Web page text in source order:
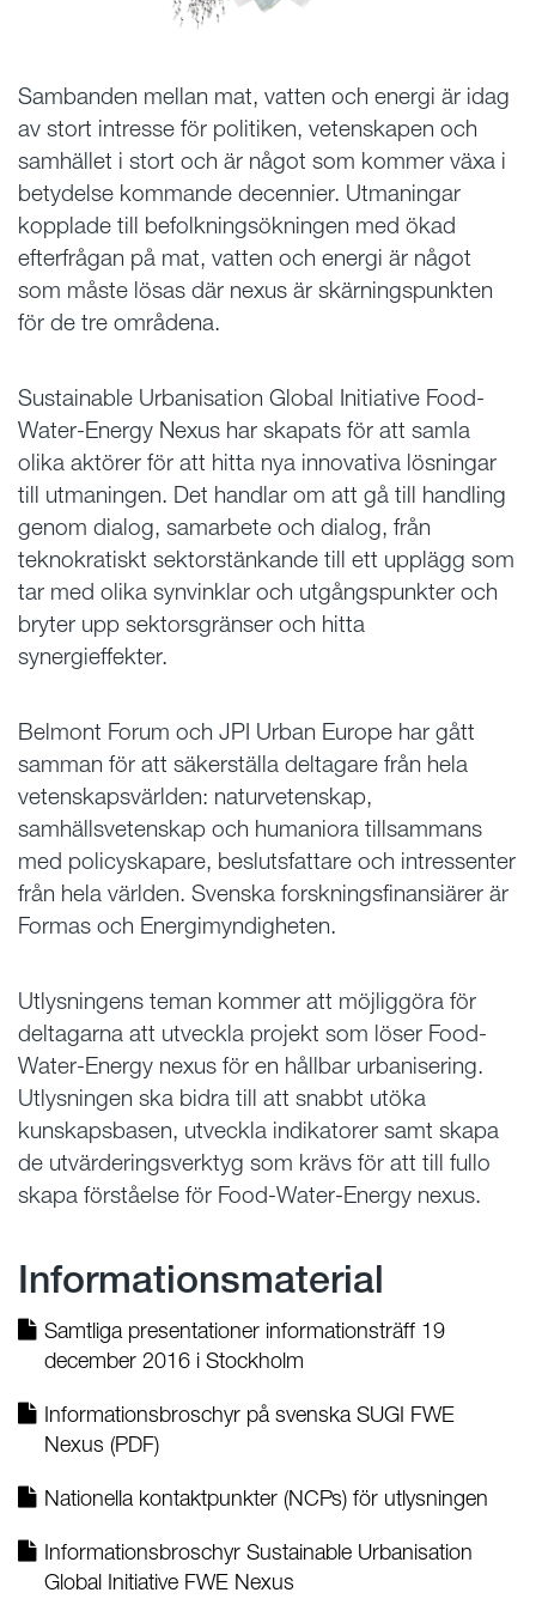
Sambanden mellan mat, vatten och energi är idag
av stort intresse för politiken, vetenskapen och
samhället i stort och är något som kommer växa i
betydelse kommande decennier. Utmaningar
kopplade till befolkningsökningen med ökad
efterfrågan på mat, vatten och energi är något
som måste lösas där nexus är skärningspunkten
för de tre områdena.
Sustainable Urbanisation Global Initiative Food-
Water-Energy Nexus har skapats för att samla
olika aktörer för att hitta nya innovativa lösningar
till utmaningen. Det handlar om att gå till handling
genom dialog, samarbete och dialog, från
teknokratiskt sektorstänkande till ett upplägg som
tar med olika synvinklar och utgångspunkter och
bryter upp sektorsgränser och hitta
synergieffekter.
Belmont Forum och JPI Urban Europe har gått
samman för att säkerställa deltagare från hela
vetenskapsvärlden: naturvetenskap,
samhällsvetenskap och humaniora tillsammans
med policyskapare, beslutsfattare och intressenter
från hela världen. Svenska forskningsfinansiärer är
Formas och Energimyndigheten.
Utlysningens teman kommer att möjliggöra för
deltagarna att utveckla projekt som löser Food-
Water-Energy nexus för en hållbar urbanisering.
Utlysningen ska bidra till att snabbt utöka
kunskapsbasen, utveckla indikatorer samt skapa
de utvärderingsverktyg som krävs för att till fullo
skapa förståelse för Food-Water-Energy nexus.
Informationsmaterial
Samtliga presentationer informationsträff 19
december 2016 i Stockholm
Informationsbroschyr på svenska SUGI FWE
Nexus (PDF)
Nationella kontaktpunkter (NCPs) för utlysningen
Informationsbroschyr Sustainable Urbanisation
Global Initiative FWE Nexus